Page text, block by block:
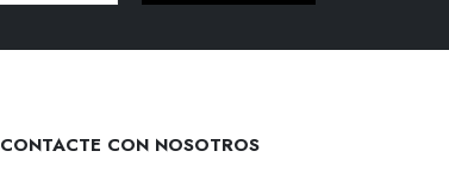
CONTACTE CON NOSOTROS